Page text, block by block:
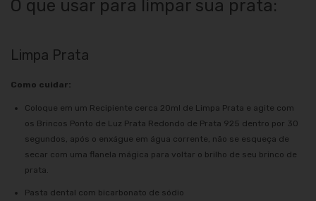
O que usar para limpar sua prata:
Limpa Prata
Como cuidar:
Coloque em um Recipiente cerca 20ml de Limpa Prata e agite com
os Brincos Ponto de Luz Prata Redondo de Prata 925 dentro por 30
segundos, após o enxágue em água corrente, não se esqueça de
secar com uma flanela mágica para voltar o brilho de seu brinco de
prata.
Pasta dental com bicarbonato de sódio